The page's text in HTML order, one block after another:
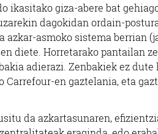
ikasitako giza-abere bat
dagokidan ordain-
asmoko sistema berrian
diete. Horretarako pantailan
adierazi. Zenbakiek ez
Carrefour-en gaztelania, eta
da azkartasunaren,